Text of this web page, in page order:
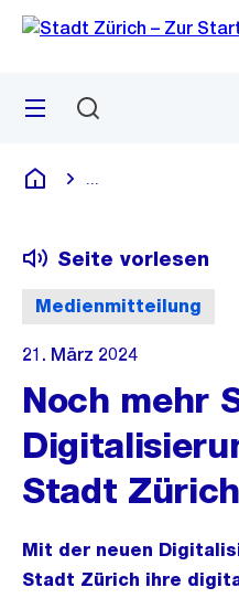
Navigation
Sprunglink
Menü
Deutsch
Medienmitteilung
Seite vorlesen
21. März 2024
Noch mehr
Stadt Zürich
Mit der neuen
Stadt Zürich ihre